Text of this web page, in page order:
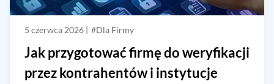
5 czerwca 2026 | #Dla Firmy
Jak przygotować firmę do weryfikacji
przez kontrahentów i instytucje